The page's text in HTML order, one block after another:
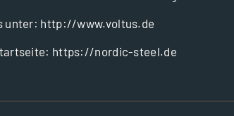
unter: http://www.voltus.de
https://nordic-steel.de